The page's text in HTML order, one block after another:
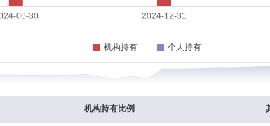
理事会法规及监管部风险控制处处长、投资部委托投资处处长、投
机构持有比例